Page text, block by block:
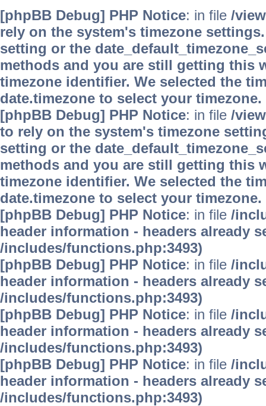
[phpBB Debug] PHP Notice: in file /
rely on the system's timezone
setting or the
methods and you are still getting this
timezone identifier. We selected the
date.timezone to select your timezone.
[phpBB Debug] PHP Notice: in file /
to rely on the system's timezone
setting or the
methods and you are still getting this
timezone identifier. We selected the
date.timezone to select your timezone.
[phpBB Debug] PHP Notice: in file /
header information - headers already
/includes/functions.php:3493)
[phpBB Debug] PHP Notice: in file /
header information - headers already
/includes/functions.php:3493)
[phpBB Debug] PHP Notice: in file /
header information - headers already
/includes/functions.php:3493)
[phpBB Debug] PHP Notice: in file /
header information - headers already
/includes/functions.php:3493)